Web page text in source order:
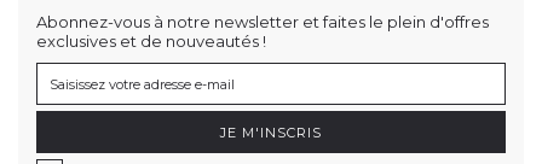
Abonnez-vous à notre newsletter et faites le plein d'offres
exclusives et de nouveautés !
JE M'INSCRIS